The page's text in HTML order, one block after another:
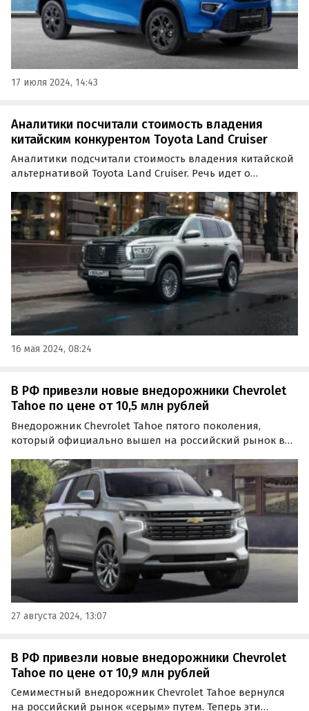
17 июля 2024, 14:43
Аналитики посчитали стоимость владения
китайским конкурентом Toyota Land Cruiser
Аналитики подсчитали стоимость владения китайской
альтернативой Toyota Land Cruiser. Речь идет о
которого стартовали в России в апреле прошлого года.
16 мая 2024, 08:24
В РФ привезли новые внедорожники Chevrolet
Tahoe по цене от 10,5 млн рублей
Внедорожник Chevrolet Tahoe пятого поколения,
который официально вышел на российский рынок в
машины штучно поставляют в Россию дилеры,
«частники» и предприниматели, а цены на них на
одном из…
27 августа 2024, 13:07
В РФ привезли новые внедорожники Chevrolet
Tahoe по цене от 10,9 млн рублей
Семиместный внедорожник Chevrolet Tahoe вернулся
на российский рынок «серым» путем. Теперь эти